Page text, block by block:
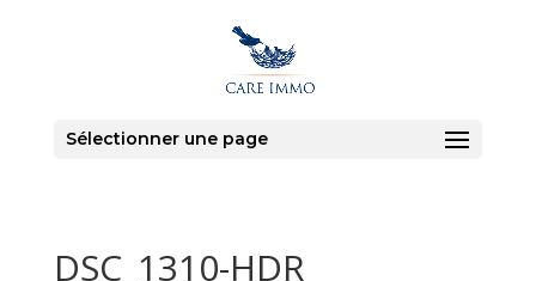
Sélectionner une page
DSC_1310-HDR